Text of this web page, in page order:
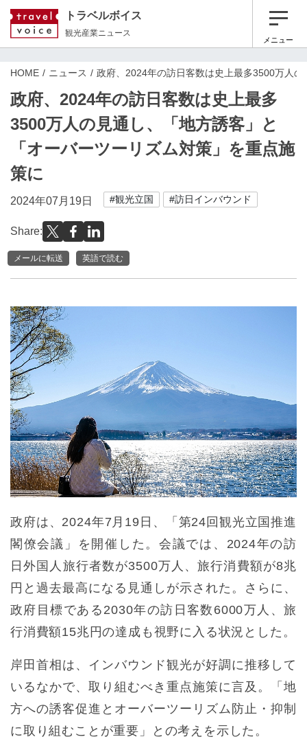
トラベルボイス
観光産業ニュース
メニュー
HOME ニュース 政府、2024年の訪日客数は史上最多3500万人
政府、2024年の訪日客数は史上最多
3500万人の見通し、「地方誘客」と
「オーバーツーリズム対策」を重点施
策に
2024年07月19日 #観光立国 #訪日インバウンド
Share:
メールに転送 英語で読む
政府は、2024年7月19日、「第24回観光立国推進
閣僚会議」を開催した。会議では、2024年の訪
日外国人旅行者数が3500万人、旅行消費額が8兆
円と過去最高になる見通しが示された。さらに、
政府目標である2030年の訪日客数6000万人、旅
行消費額15兆円の達成も視野に入る状況とした。
岸田首相は、インバウンド観光が好調に推移して
いるなかで、取り組むべき重点施策に言及。「地
方への誘客促進とオーバーツーリズム防止・抑制
に取り組むことが重要」との考えを示した。